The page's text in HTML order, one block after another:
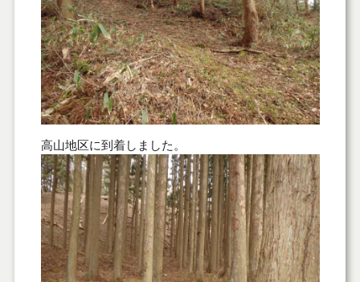
高山地区に到着しました。